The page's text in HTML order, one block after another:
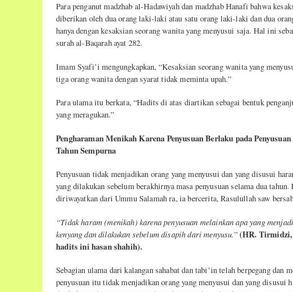
Para penganut madzhab al-Hadawiyah dan madzhab Hanafi bahwa
diberikan oleh dua orang laki-laki atau satu orang laki-laki dan dua
hanya dengan kesaksian seorang wanita yang menyusui saja. Hal ini
surah al-Baqarah ayat 282.
Imam Syafi’i mengungkapkan, “Kesaksian seorang wanita yang
tiga orang wanita dengan syarat tidak meminta upah.”
Para ulama itu berkata, “Hadits di atas diartikan sebagai bentuk
yang meragukan.”
Pengharaman Menikah Karena Penyusuan Berlaku pada
Tahun Sempurna
Penyusuan tidak menjadikan orang yang menyusui dan yang disusui
yang dilakukan sebelum berakhirnya masa penyusuan selama dua
diriwayatkan dari Ummu Salamah ra, ia bercerita, Rasulullah saw
“Tidak haram (menikah) karena penyusuan melainkan apa yang
kenyang dan dilakukan sebelum disapih dari menyusu.”(HR. Tirmidzi,
hadits ini hasan shahih).
Sebagian ulama dari kalangan sahabat dan tabi’in telah berpegang dan
penyusuan itu tidak menjadikan orang yang menyusui dan yang disusui